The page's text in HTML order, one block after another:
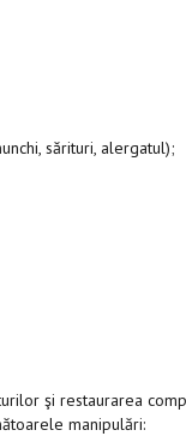
sărituri, alergatul);
şi restaurarea
manipulări: